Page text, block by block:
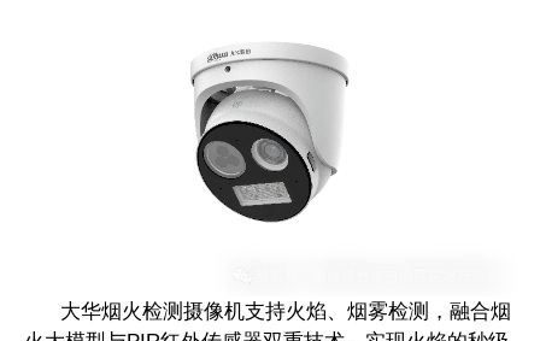
大华烟火检测摄像机支持火焰、烟雾检测，融合烟